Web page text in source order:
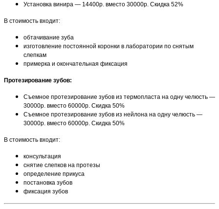
Установка винира — 14400р. вместо 30000р. Скидка 52%
В стоимость входит:
обтачивание зуба
изготовление постоянной коронки в лаборатории по снятым
слепкам
примерка и окончательная фиксация
Протезирование зубов:
Съемное протезирование зубов из термопласта на одну челюсть —
30000р. вместо 60000р. Скидка 50%
Съемное протезирование зубов из нейлона на одну челюсть —
30000р. вместо 60000р. Скидка 50%
В стоимость входит:
консультация
снятие слепков на протезы
определение прикуса
постановка зубов
фиксация зубов